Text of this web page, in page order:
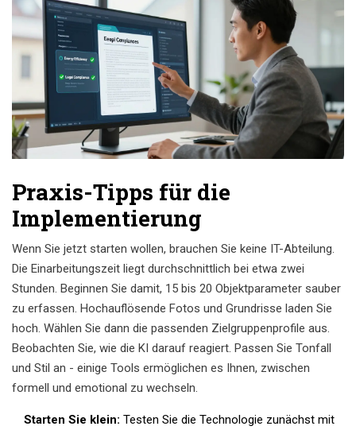
Praxis-Tipps für die
Implementierung
Wenn Sie jetzt starten wollen, brauchen Sie keine IT-Abteilung.
Die Einarbeitungszeit liegt durchschnittlich bei etwa zwei
Stunden. Beginnen Sie damit, 15 bis 20 Objektparameter sauber
zu erfassen. Hochauflösende Fotos und Grundrisse laden Sie
hoch. Wählen Sie dann die passenden Zielgruppenprofile aus.
Beobachten Sie, wie die KI darauf reagiert. Passen Sie Tonfall
und Stil an - einige Tools ermöglichen es Ihnen, zwischen
formell und emotional zu wechseln.
Starten Sie klein: Testen Sie die Technologie zunächst mit